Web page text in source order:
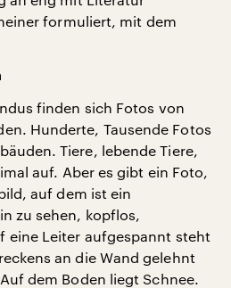
formuliert, mit dem
finden sich Fotos von
Hunderte, Tausende Fotos
Tiere, lebende Tiere,
auf. Aber es gibt ein Foto,
auf dem ist ein
zu sehen, kopflos,
eine Leiter aufgespannt steht
an die Wand gelehnt
dem Boden liegt Schnee.